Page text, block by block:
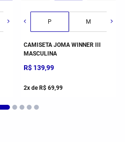
G P M
CAMISETA JOMA WINNER III
MASCULINA
R$ 139,99
2x deR$ 69,99